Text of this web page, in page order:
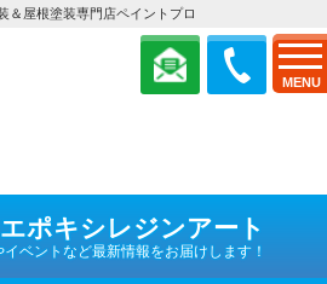
MENU
＆屋根塗装専門店ペイントプロ
ポキシレジンアート
ベントなど最新情報をお届けします！